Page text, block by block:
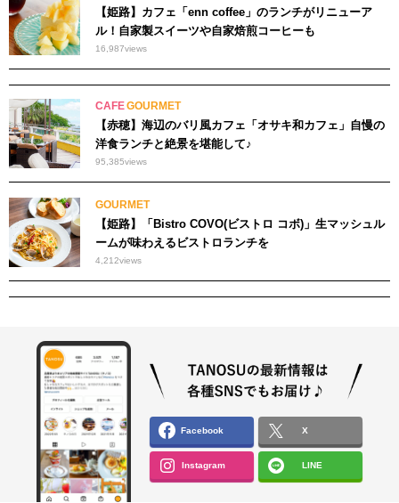
【姫路】カフェ「enn coffee」のランチがリニューア
ル！自家製スイーツや自家焙煎コーヒーも
16,987views
CAFEGOURMET
【赤穂】海辺のバリ風カフェ「オサキ和カフェ」自慢の
洋食ランチと絶景を堪能して♪
95,385views
GOURMET
【姫路】「Bistro COVO(ビストロ コボ)」生マッシュル
ームが味わえるビストロランチを
4,212views
Facebook X
Instagram LINE